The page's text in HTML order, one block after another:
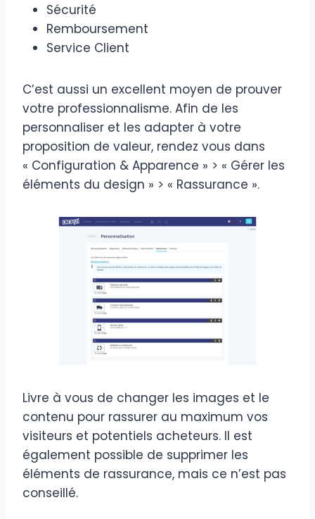
Sécurité
Remboursement
Service Client
C’est aussi un excellent moyen de prouver
votre professionnalisme. Afin de les
personnaliser et les adapter à votre
proposition de valeur, rendez vous dans
« Configuration & Apparence » > « Gérer les
éléments du design » > « Rassurance ».
Livre à vous de changer les images et le
contenu pour rassurer au maximum vos
visiteurs et potentiels acheteurs. Il est
également possible de supprimer les
éléments de rassurance, mais ce n’est pas
conseillé.